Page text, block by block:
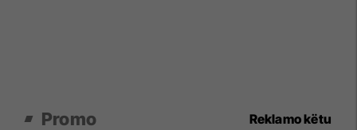
Promo Reklamo këtu